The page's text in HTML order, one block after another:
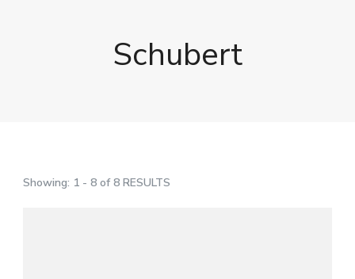
Schubert
Showing: 1 - 8 of 8 RESULTS